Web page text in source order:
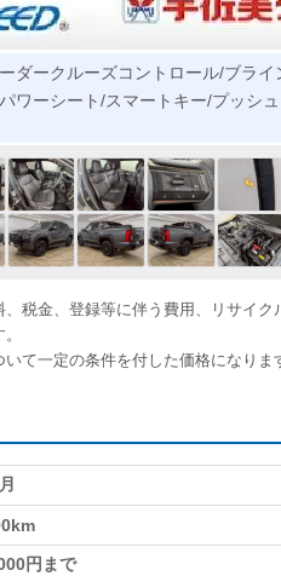
ダークルーズコントロール/ブラ
ワーシート/スマートキー/プッシ
税金、登録等に伴う費用、リサイク
て一定の条件を付した価格になりま
円まで